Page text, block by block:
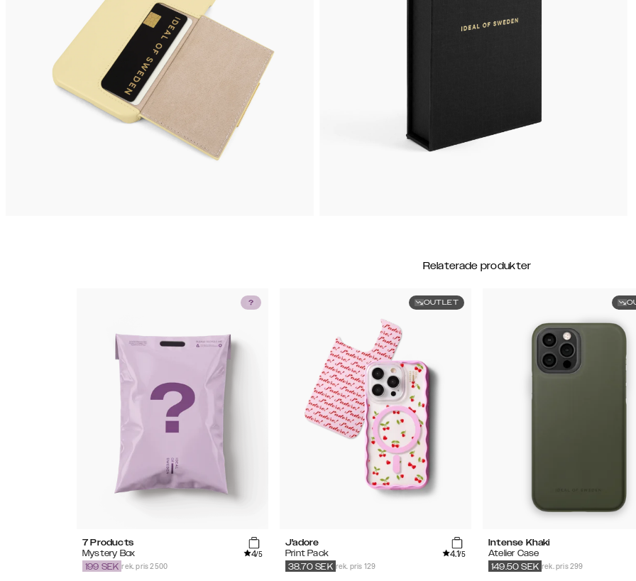
Relaterade produkter
7 Products
Mystery Box
4/5
rek. pris 2500
199 SEK
OUTLET
J'adore
Print Pack
4.1/5
rek. pris 129
38.70 SEK
Intense Khaki
Atelier Case
rek. pris 299
149.50 SEK